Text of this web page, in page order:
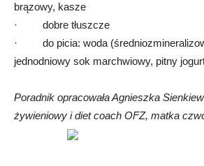
brązowy, kasze
·
dobre tłuszcze
·
do picia: woda
jednodniowy sok marchwiowy, pitny
Poradnik opracowała Agnieszka
żywieniowy i diet coach OFZ, matka